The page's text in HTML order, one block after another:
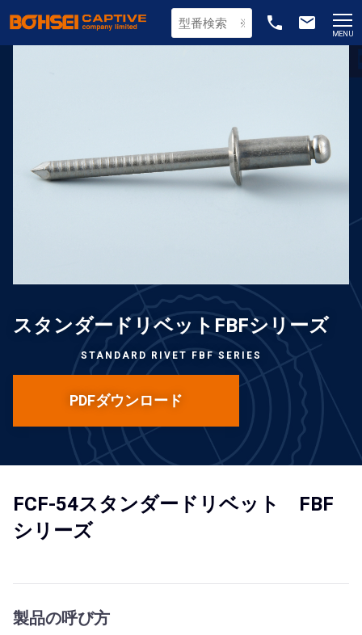
phone email
MENU
スタンダードリベットFBFシリーズ
STANDARD RIVET FBF SERIES
PDFダウンロード
FCF-54スタンダードリベット FBF
シリーズ
製品の呼び方